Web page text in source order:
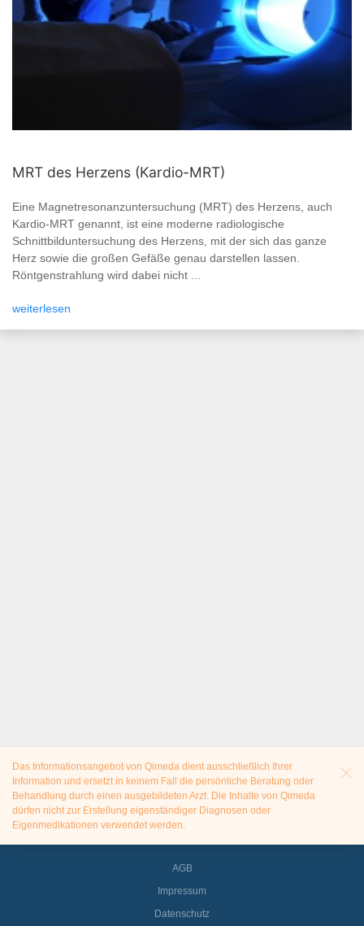
MRT des Herzens (Kardio-MRT)
Eine Magnetresonanzuntersuchung (MRT) des Herzens, auch
Kardio-MRT genannt, ist eine moderne radiologische
Schnittbilduntersuchung des Herzens, mit der sich das ganze
Herz sowie die großen Gefäße genau darstellen lassen.
Röntgenstrahlung wird dabei nicht ...
weiterlesen
Das Informationsangebot von Qimeda dient ausschließlich Ihrer
Information und ersetzt in keinem Fall die persönliche Beratung oder
Behandlung durch einen ausgebildeten Arzt. Die Inhalte von Qimeda
dürfen nicht zur Erstellung eigenständiger Diagnosen oder
Eigenmedikationen verwendet werden.
AGB
Impressum
Datenschutz